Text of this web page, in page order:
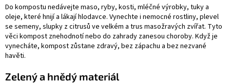
Do kompostu nedávejte maso, ryby, kosti, mléčné výrobky, tuky a
oleje, které hnijí a lákají hlodavce. Vynechte i nemocné rostliny, plevel
se semeny, slupky z citrusů ve velkém a trus masožravých zvířat. Tyto
věci kompost znehodnotí nebo do zahrady zanesou choroby. Když je
vynecháte, kompost zůstane zdravý, bez zápachu a bez nezvané
havěti.
Zelený a hnědý materiál